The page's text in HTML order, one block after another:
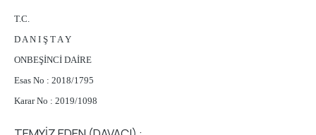
T.C.
D A N I Ş T A Y
ONBEŞİNCİ DAİRE
Esas No : 2018/1795
Karar No : 2019/1098